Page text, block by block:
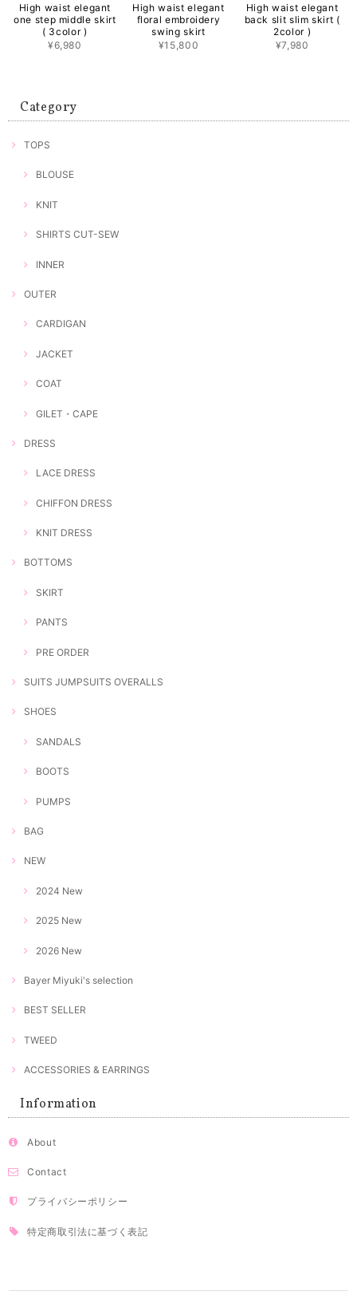
High waist elegant
one step middle skirt
( 3color )
¥6,980
High waist elegant
floral embroidery
swing skirt
¥15,800
High waist elegant
back slit slim skirt (
2color )
¥7,980
Category
TOPS
BLOUSE
KNIT
SHIRTS CUT-SEW
INNER
OUTER
CARDIGAN
JACKET
COAT
GILET・CAPE
DRESS
LACE DRESS
CHIFFON DRESS
KNIT DRESS
BOTTOMS
SKIRT
PANTS
PRE ORDER
SUITS JUMPSUITS OVERALLS
SHOES
SANDALS
BOOTS
PUMPS
BAG
NEW
2024 New
2025 New
2026 New
Bayer Miyuki's selection
BEST SELLER
TWEED
ACCESSORIES & EARRINGS
Information
About
Contact
プライバシーポリシー
特定商取引法に基づく表記